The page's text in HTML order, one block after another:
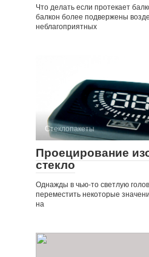
Что делать если протекает
балкон более подвержены
неблагоприятных
Стеклопакеты
Проецирование
стекло
Однажды в чью-то светлую
переместить некоторые
на